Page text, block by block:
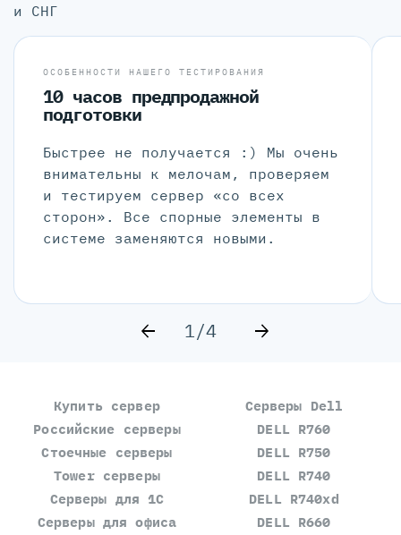
и СНГ
ОСОБЕННОСТИ НАШЕГО ТЕСТИРОВАНИЯ
10 часов предпродажной
подготовки
Быстрее не получается :) Мы очень
внимательны к мелочам, проверяем
и тестируем сервер «со всех
сторон». Все спорные элементы в
системе заменяются новыми.
1/4
Купить сервер
Российские серверы
Стоечные серверы
Tower серверы
Серверы для 1С
Серверы для офиса
Серверы Dell
DELL R760
DELL R750
DELL R740
DELL R740xd
DELL R660